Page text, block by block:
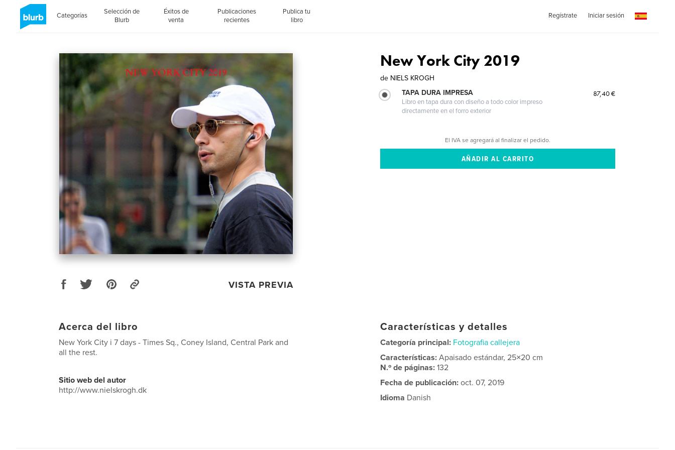
Categorías
Selección de
Blurb
Éxitos de
venta
Publicaciones
recientes
Publica tu
libro
Regístrate Iniciar sesión
VISTA PREVIA
New York City 2019
de NIELS KROGH
TAPA DURA IMPRESA
Libro en tapa dura con diseño a todo color impreso
directamente en el forro exterior
87,40 €
El IVA se agregará al finalizar el pedido.
Acerca del libro
New York City i 7 days - Times Sq., Coney Island, Central Park and
all the rest.
Sitio web del autor
http://www.nielskrogh.dk
Características y detalles
Categoría principal: Fotografia callejera
Características:Apaisado estándar, 25×20 cm
N.º de páginas:132
Fecha de publicación: oct. 07, 2019
Idioma Danish